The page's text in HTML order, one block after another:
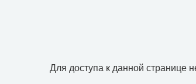
Для доступа к данной странице